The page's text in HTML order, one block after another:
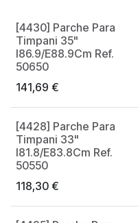
[4430] Parche Para
Timpani 35"
I86.9/E88.9Cm Ref.
50650
141,69 €
[4428] Parche Para
Timpani 33"
I81.8/E83.8Cm Ref.
50550
118,30 €